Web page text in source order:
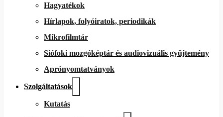
Hagyatékok
Hírlapok, folyóiratok, periodikák
Mikrofilmtár
Siófoki mozgóképtár és audiovizuális gyűjtemény
Aprónyomtatványok
Szolgáltatások
Kutatás